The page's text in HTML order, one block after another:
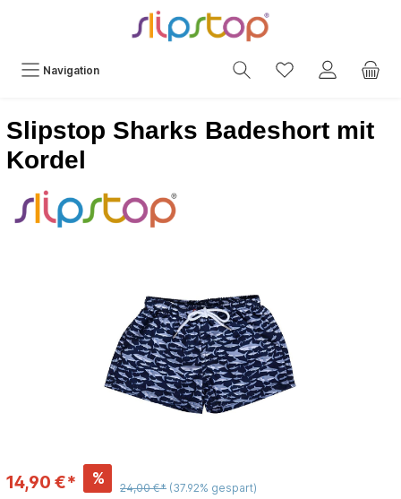
Navigation
Slipstop Sharks Badeshort mit
Kordel
14,90 €* %
24,00 €* (37.92% gespart)